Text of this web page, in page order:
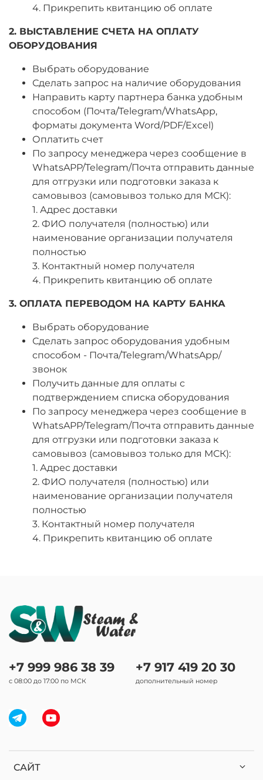
4. Прикрепить квитанцию об оплате
2. ВЫСТАВЛЕНИЕ СЧЕТА НА ОПЛАТУ
ОБОРУДОВАНИЯ
Выбрать оборудование
Сделать запрос на наличие оборудования
Направить карту партнера банка удобным
способом (Почта/Telegram/WhatsApp,
форматы документа Word/PDF/Excel)
Оплатить счет
По запросу менеджера через сообщение в
WhatsAPP/Telegram/Почта отправить данные
для отгрузки или подготовки заказа к
самовывоз (самовывоз только для МСК):
1. Адрес доставки
2. ФИО получателя (полностью) или
наименование организации получателя
полностью
3. Контактный номер получателя
4. Прикрепить квитанцию об оплате
3. ОПЛАТА ПЕРЕВОДОМ НА КАРТУ БАНКА
Выбрать оборудование
Сделать запрос оборудования удобным
способом - Почта/Telegram/WhatsApp/
звонок
Получить данные для оплаты с
подтверждением списка оборудования
По запросу менеджера через сообщение в
WhatsAPP/Telegram/Почта отправить данные
для отгрузки или подготовки заказа к
самовывоз (самовывоз только для МСК):
1. Адрес доставки
2. ФИО получателя (полностью) или
наименование организации получателя
полностью
3. Контактный номер получателя
4. Прикрепить квитанцию об оплате
САЙТ
+7 999 986 38 39
с 08:00 до 17:00 по МСК
+7 917 419 20 30
дополнительный номер